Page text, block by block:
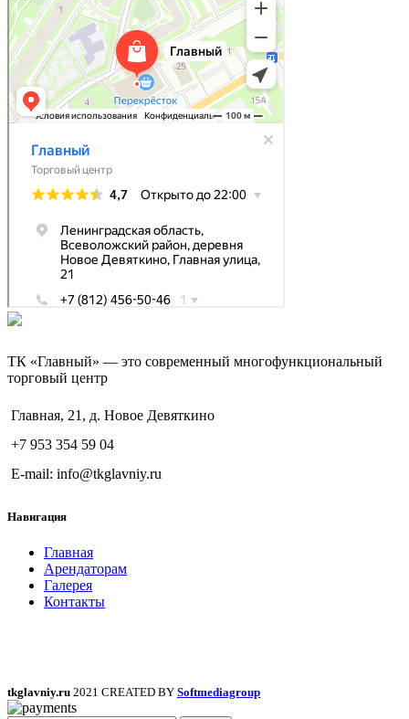
ТК «Главный» — это современный многофункциональный
торговый центр
Главная, 21, д. Новое Девяткино
+7 953 354 59 04
E-mail: info@tkglavniy.ru
Навигация
Главная
Арендаторам
Галерея
Контакты
tkglavniy.ru 2021 CREATED BY Softmediagroup